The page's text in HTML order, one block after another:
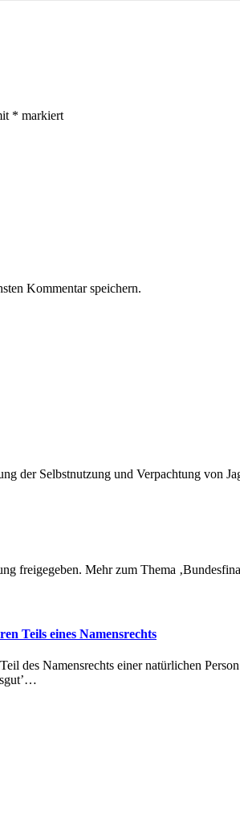
* markiert
Kommentar speichern.
der Selbstnutzung und Verpachtung von
freigegeben. Mehr zum Thema
Teils eines Namensrechts
des Namensrechts einer natürlichen